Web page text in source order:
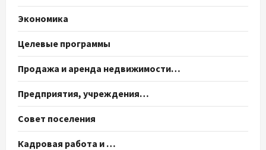
Экономика
Целевые программы
Продажа и аренда недвижимости…
Предприятия, учреждения…
Совет поселения
Кадровая работа и …